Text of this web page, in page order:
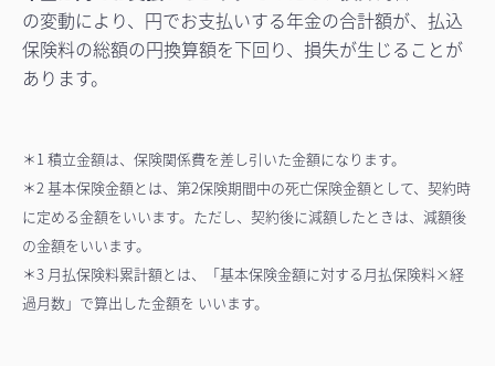
の変動により、円でお支払いする年金の合計額が、払込
保険料の総額の円換算額を下回り、損失が生じることが
あります。
＊1 積立金額は、保険関係費を差し引いた金額になります。
＊2 基本保険金額とは、第2保険期間中の死亡保険金額として、契約時
に定める金額をいいます。ただし、契約後に減額したときは、減額後
の金額をいいます。
＊3 月払保険料累計額とは、「基本保険金額に対する月払保険料×経
過月数」で算出した金額を いいます。